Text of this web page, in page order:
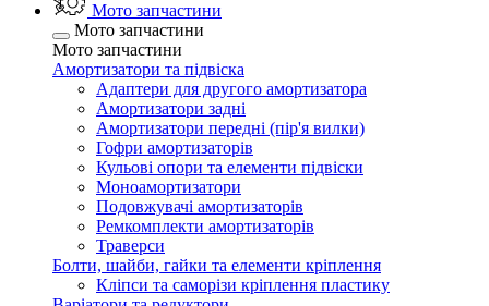
Мото запчастини
Мото запчастини
Мото запчастини
Амортизатори та підвіска
Адаптери для другого амортизатора
Амортизатори задні
Амортизатори передні (пір'я вилки)
Гофри амортизаторів
Кульові опори та елементи підвіски
Моноамортизатори
Подовжувачі амортизаторів
Ремкомплекти амортизаторів
Траверси
Болти, шайби, гайки та елементи кріплення
Кліпси та саморізи кріплення пластику